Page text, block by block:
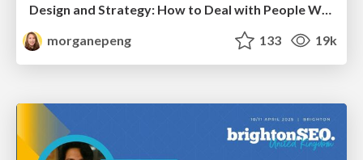
Design and Strategy: How to Deal with People Who Don’t "Get" Design
morganepeng
133 19k